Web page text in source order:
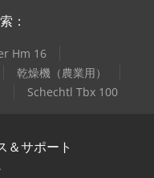
：
Hm 16
乾燥機（農業用）
Schechtl Tbx 100
＆サポート